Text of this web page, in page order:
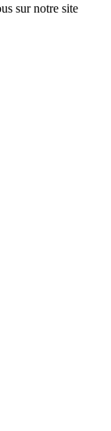
sur notre site